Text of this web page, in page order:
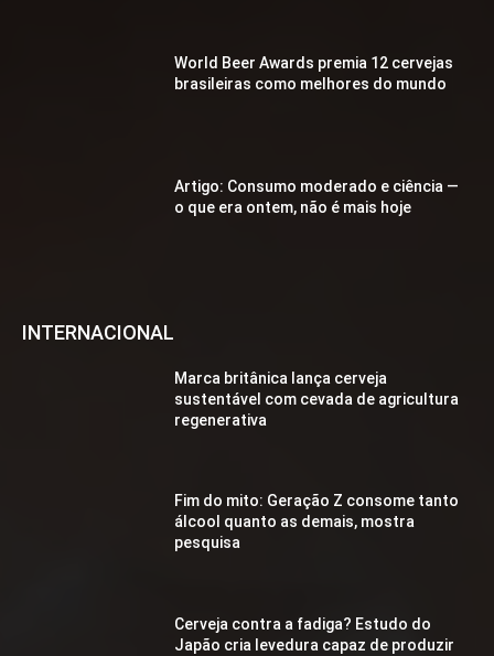
World Beer Awards premia 12 cervejas
brasileiras como melhores do mundo
Artigo: Consumo moderado e ciência —
o que era ontem, não é mais hoje
INTERNACIONAL
Marca britânica lança cerveja
sustentável com cevada de agricultura
regenerativa
Fim do mito: Geração Z consome tanto
álcool quanto as demais, mostra
pesquisa
Cerveja contra a fadiga? Estudo do
Japão cria levedura capaz de produzir